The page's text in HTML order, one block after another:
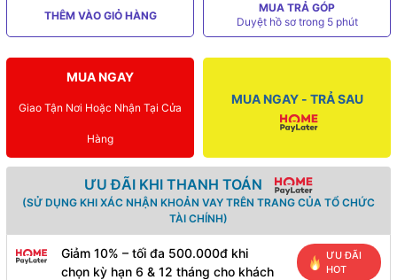
THÊM VÀO GIỎ HÀNG
MUA TRẢ GÓP
Duyệt hồ sơ trong 5 phút
MUA NGAY
Giao Tận Nơi Hoặc Nhận Tại Cửa
Hàng
MUA NGAY - TRẢ SAU
ƯU ĐÃI KHI THANH TOÁN
(SỬ DỤNG KHI XÁC NHẬN KHOẢN VAY TRÊN TRANG CỦA TỔ CHỨC
TÀI CHÍNH)
Giảm 10% – tối đa 500.000đ khi
chọn kỳ hạn 6 & 12 tháng cho khách
ƯU ĐÃI
HOT